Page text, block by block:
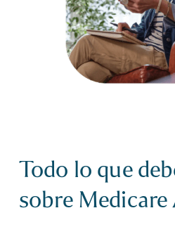
Todo lo que
sobre